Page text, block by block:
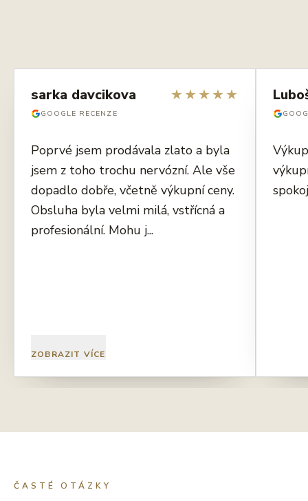
sarka davcikova
GOOGLE RECENZE
★★★★★
Poprvé jsem prodávala zlato a byla
jsem z toho trochu nervózní. Ale vše
dopadlo dobře, včetně výkupní ceny.
Obsluha byla velmi milá, vstřícná a
profesionální. Mohu j...
ZOBRAZIT VÍCE
ČASTÉ OTÁZKY